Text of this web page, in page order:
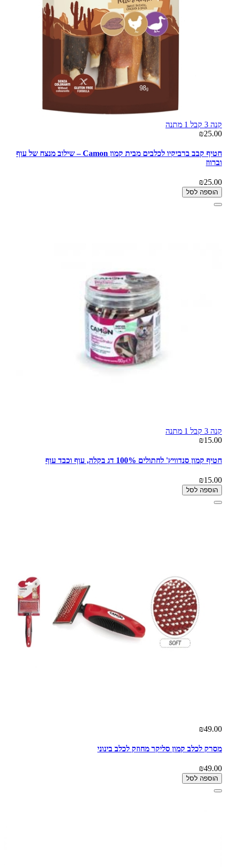
קנה 3 קבל 1 מתנה
₪25.00
חטיף קבב ברביקיו לכלבים מבית קמון Camon – שילוב מנצח של עוף
וברווז
₪25.00
הוספה לסל
קנה 3 קבל 1 מתנה
₪15.00
חטיף קמון סנדוויץ' לחתולים 100% דג בקלה, עוף וכבד עוף
₪15.00
הוספה לסל
₪49.00
מסרק לכלב קמון סליקר מחוזק לכלב בינוני
₪49.00
הוספה לסל